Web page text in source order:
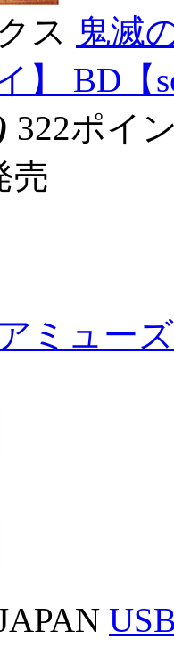
ス 鬼滅
】 BD【
322ポイ
売
ミュー